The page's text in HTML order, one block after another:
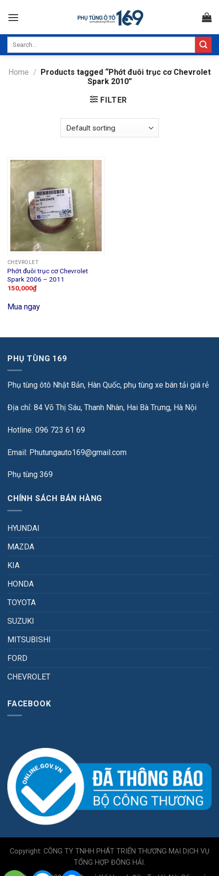
Home / Products tagged “Phớt đuôi trục cơ Chevrolet
Spark 2010”
FILTER
CHEVROLET
Phớt đuôi trục cơ Chevrolet
Spark 2006 – 2011
150,000₫
Mua ngay
PHỤ TÙNG 169
Phụ tùng ôtô Nhật Bản, Hàn Quốc, phụ tùng xe bán tải giá rẻ
Địa chỉ: 84 Võ Thị Sáu, Thanh Nhàn, Hai Bà Trưng, Hà Nội
Hotline: 096 723 61 69
Email: Phutungauto169@gmail.com
Phụ tùng 369
CHÍNH SÁCH BÁN HÀNG
HYUNDAI
MAZDA
KIA
HONDA
TOYOTA
SUZUKI
MITSUBISHI
FORD
CHEVROLET
FACEBOOK
Copyright: CÔNG TY TNHH PHÁT TRIỂN THƯƠNG MẠI DỊCH VỤ
TỔNG HỢP ĐÔNG HẢI.